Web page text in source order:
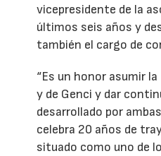
vicepresidente de la
últimos seis años y
también el cargo de
“Es un honor asumir
y de Genci y dar
desarrollado por
celebra 20 años de
situado como uno de